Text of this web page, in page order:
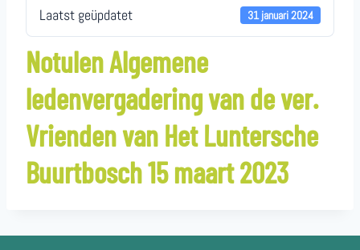
Laatst geüpdatet 31 januari 2024
Notulen Algemene
ledenvergadering van de ver.
Vrienden van Het Luntersche
Buurtbosch 15 maart 2023